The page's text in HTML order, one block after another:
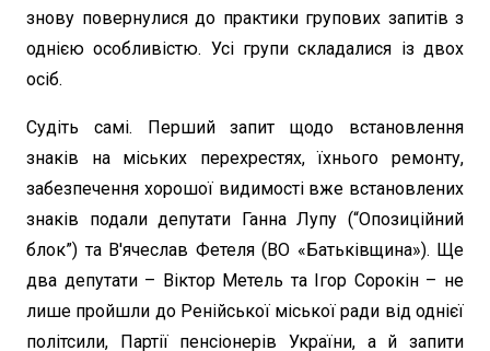
знову повернулися до практики групових запитів з
однією особливістю. Усі групи складалися із двох
осіб.
Судіть самі. Перший запит щодо встановлення
знаків на міських перехрестях, їхнього ремонту,
забезпечення хорошої видимості вже встановлених
знаків подали депутати Ганна Лупу (“Опозиційний
блок”) та В'ячеслав Фетеля (ВО «Батьківщина»). Ще
два депутати – Віктор Метель та Ігор Сорокін – не
лише пройшли до Ренійської міської ради від однієї
політсили, Партії пенсіонерів України, а й запити